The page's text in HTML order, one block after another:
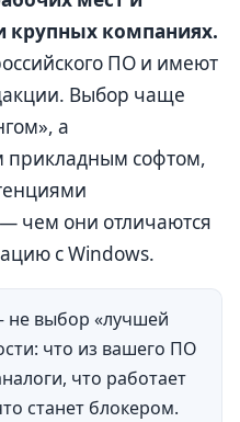
крупных компаниях.
ПО и имеют
Выбор чаще
а
прикладным софтом,
чем они отличаются
с Windows.
не выбор «лучшей
что из вашего ПО
что работает
станет блокером.